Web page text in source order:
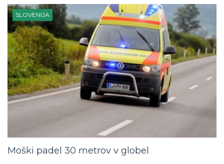
SLOVENIJA
Moški padel 30 metrov v globel